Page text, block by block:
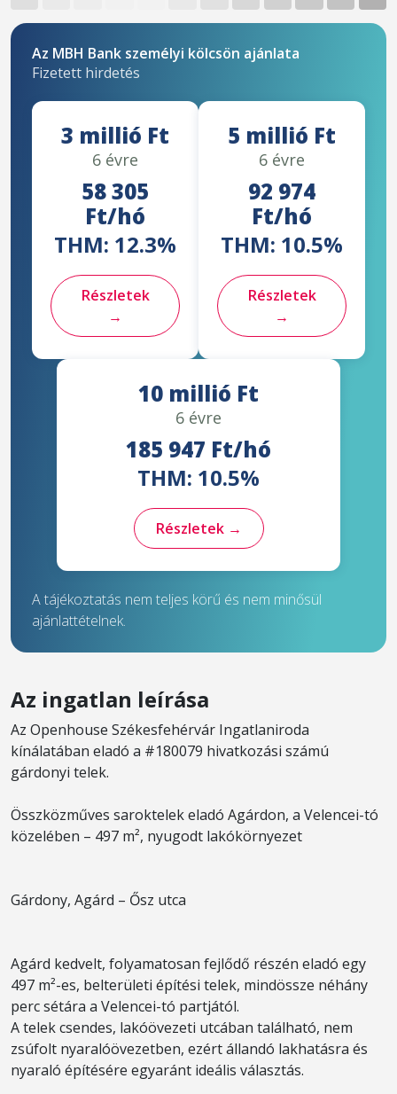
Az MBH Bank személyi kölcsön ajánlata
Fizetett hirdetés
3 millió Ft
6 évre
58 305
Ft/hó
THM: 12.3%
Részletek
→
5 millió Ft
6 évre
92 974
Ft/hó
THM: 10.5%
Részletek
→
10 millió Ft
6 évre
185 947 Ft/hó
THM: 10.5%
Részletek →
A tájékoztatás nem teljes körű és nem minősül
ajánlattételnek.
Az ingatlan leírása
Az Openhouse Székesfehérvár Ingatlaniroda
kínálatában eladó a #180079 hivatkozási számú
gárdonyi telek.
Összközműves saroktelek eladó Agárdon, a Velencei-tó
közelében – 497 m², nyugodt lakókörnyezet
Gárdony, Agárd – Ősz utca
Agárd kedvelt, folyamatosan fejlődő részén eladó egy
497 m²-es, belterületi építési telek, mindössze néhány
perc sétára a Velencei-tó partjától.
A telek csendes, lakóövezeti utcában található, nem
zsúfolt nyaralóövezetben, ezért állandó lakhatásra és
nyaraló építésére egyaránt ideális választás.